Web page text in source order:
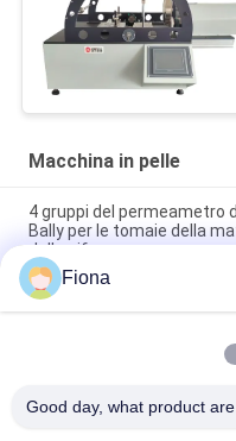
Macchina in pelle
4 gruppi del permeametro
Bally per le tomaie della
della cifra
Macchina di prova BALLY
nell'abbigliamento/
Strumento di misura
Fiona
Good day, what product